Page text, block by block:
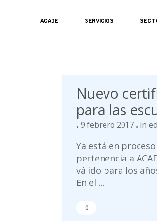
ACADE SERVICIOS
Nuevo
para las
9 febrero 2017 in
Ya está en
pertenencia a
válido para los
En el ...
0